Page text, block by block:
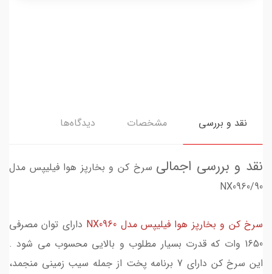
نقد و بررسی مشخصات دیدگاه‌ها
نقد و بررسی اجمالی سرخ کن و بخارپز هوا فیلیپس مدل
NX0960/90
سرخ کن و بخارپز هوا فیلیپس مدل NX0960
دارای توان مصرفی
1650 وات که قدرت بسیار مطلوب و بالایی محسوب می شود .
این سرخ کن دارای 7 برنامه پخت از جمله سیب زمینی منجمد،